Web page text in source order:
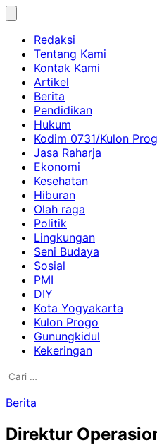
Skip
contentRedaksi
Tentang Kami
Kontak Kami
Artikel
Berita
Pendidikan
Hukum
Kodim 0731/Kulon
Jasa Raharja
Ekonomi
Kesehatan
Hiburan
Olah raga
Politik
Lingkungan
Seni Budaya
Sosial
PMI
DIY
Kota Yogyakarta
Kulon Progo
Gunungkidul
Kekeringan
Cari
Berita
Direktur